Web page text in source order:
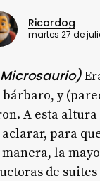
Ricardog
martes 27 de
Microsaurio)
bárbaro, y
A esta
para
la
de